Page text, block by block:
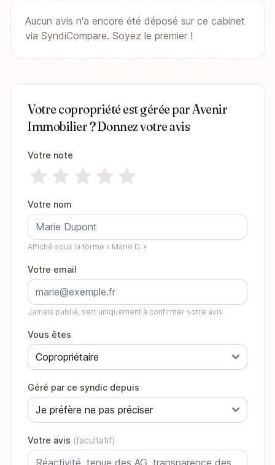
Aucun avis n'a encore été déposé sur ce cabinet
via SyndiCompare. Soyez le premier !
Votre copropriété est gérée par Avenir
Immobilier ? Donnez votre avis
Votre note
Votre nom
Affiché sous la forme « Marie D. »
Votre email
Jamais publié, sert uniquement à confirmer votre avis
Vous êtes
Géré par ce syndic depuis
Votre avis (facultatif)